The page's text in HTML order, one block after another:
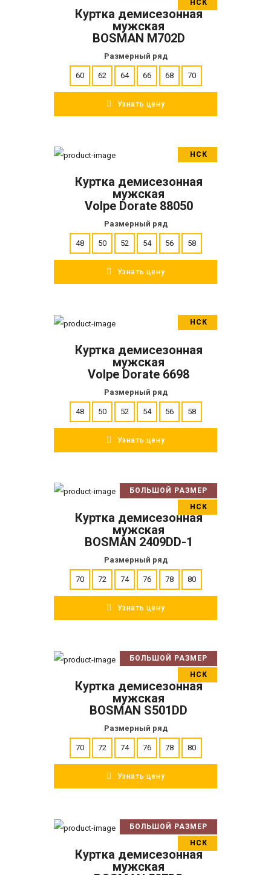
НСК
ПОДРОБНЕЕ
Куртка демисезонная
мужская
BOSMAN M702D
Размерный ряд
60 62 64 66 68 70
Узнать цену
НСК
ПОДРОБНЕЕ
Куртка демисезонная
мужская
Volpe Dorate 88050
Размерный ряд
48 50 52 54 56 58
Узнать цену
НСК
ПОДРОБНЕЕ
Куртка демисезонная
мужская
Volpe Dorate 6698
Размерный ряд
48 50 52 54 56 58
Узнать цену
БОЛЬШОЙ РАЗМЕР
НСК
ПОДРОБНЕЕ
В корзину
Куртка демисезонная
мужская
BOSMAN 2409DD-1
Размерный ряд
70 72 74 76 78 80
Узнать цену
БОЛЬШОЙ РАЗМЕР
НСК
ПОДРОБНЕЕ
В корзину
Куртка демисезонная
мужская
BOSMAN S501DD
Размерный ряд
70 72 74 76 78 80
Узнать цену
БОЛЬШОЙ РАЗМЕР
НСК
ПОДРОБНЕЕ
В корзину
Куртка демисезонная
мужская